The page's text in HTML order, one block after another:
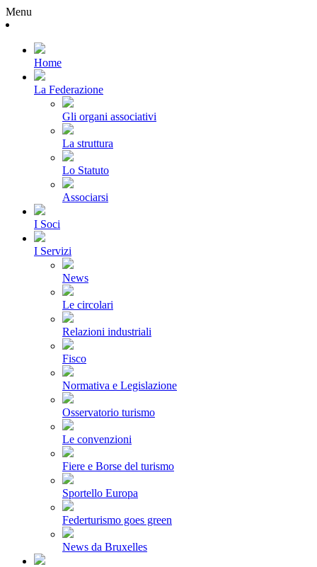
Menu
Home
La Federazione
Gli organi associativi
La struttura
Lo Statuto
Associarsi
I Soci
I Servizi
News
Le circolari
Relazioni industriali
Fisco
Normativa e Legislazione
Osservatorio turismo
Le convenzioni
Fiere e Borse del turismo
Sportello Europa
Federturismo goes green
News da Bruxelles